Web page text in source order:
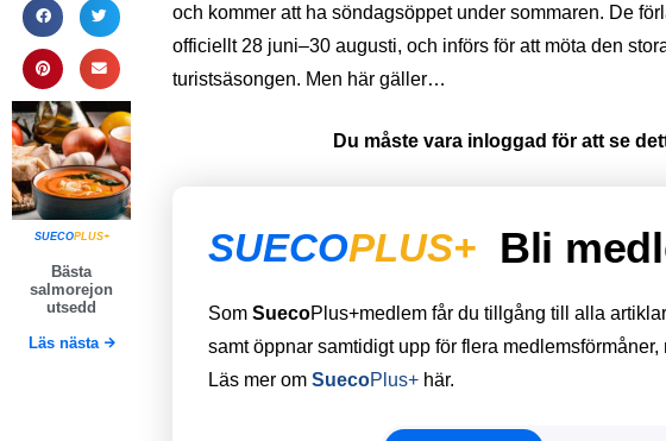
SUECOPLUS+
Bästa
salmorejon
utsedd
Läs nästa
och kommer att ha söndagsöppet under sommaren. De
officiellt 28 juni–30 augusti, och införs för att möta den
turistsäsongen. Men här gäller…
Du måste vara inloggad för att se
SUECOPLUS+ Bli
Som SuecoPlus+medlem får du tillgång till alla
samt öppnar samtidigt upp för flera
Läs mer om SuecoPlus+ här.